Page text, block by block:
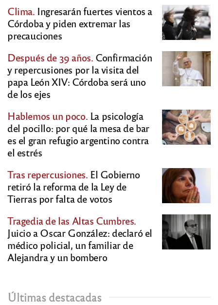
Clima. Ingresarán fuertes vientos a
Córdoba y piden extremar las
precauciones
Después de 39 años. Confirmación
y repercusiones por la visita del
papa León XIV: Córdoba será uno
de los ejes
Hablemos un poco. La psicología
del pocillo: por qué la mesa de bar
es el gran refugio argentino contra
el estrés
Tras repercusiones. El Gobierno
retiró la reforma de la Ley de
Tierras por falta de votos
Tragedia de las Altas Cumbres.
Juicio a Oscar González: declaró el
médico policial, un familiar de
Alejandra y un bombero
Últimas destacadas